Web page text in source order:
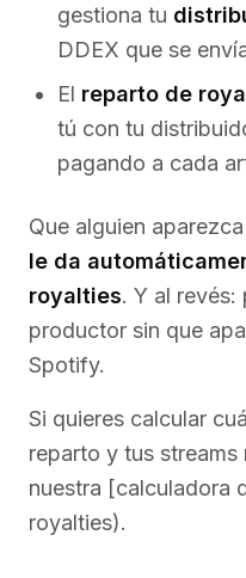
gestiona tu
DDEX que se
El reparto de
tú con tu
pagando a cada
Que alguien
le da
royalties. Y al revés:
productor sin que
Spotify.
Si quieres calcular
reparto y tus streams
nuestra [calculadora
royalties).